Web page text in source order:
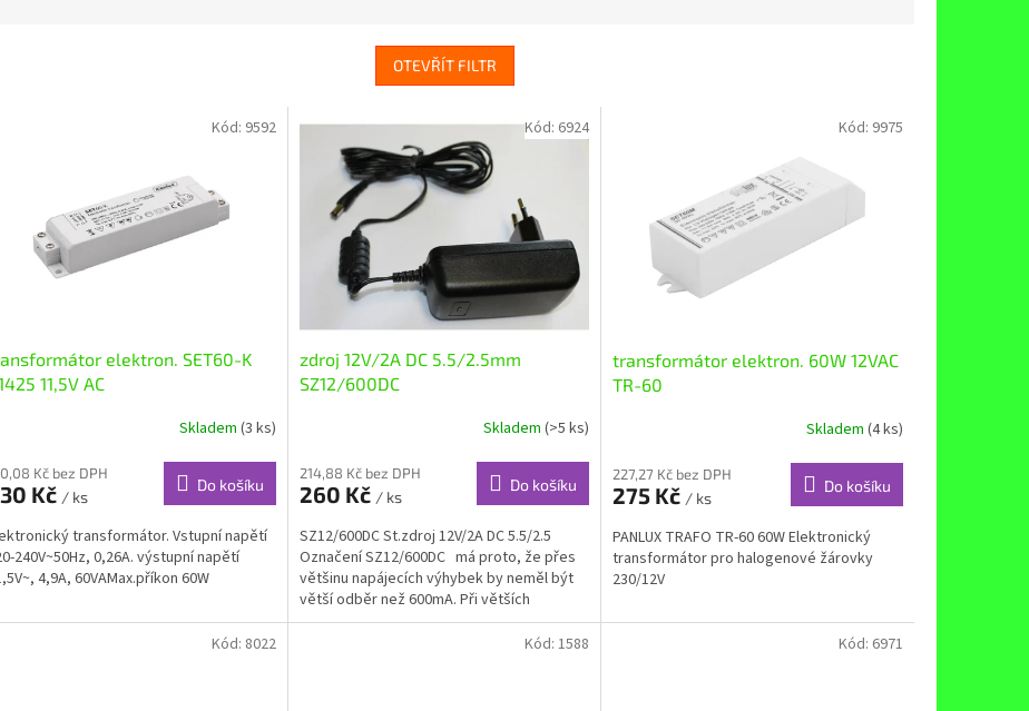
OTEVŘÍT FILTR
elektron. SET60-K
11,5V AC
Skladem (3 ks)
Kč bez DPH
Kč / ks
Do košíku
transformátor. Vstupní napětí
240V~50Hz, 0,26A. výstupní napětí
4,9A, 60VAMax.příkon 60W
Kód: 9592
zdroj 12V/2A DC 5.5/2.5mm
SZ12/600DC
Skladem (>5 ks)
214,88 Kč bez DPH
260 Kč / ks
Do košíku
SZ12/600DC St.zdroj 12V/2A DC 5.5/2.5
Označení SZ12/600DC má proto, že přes
většinu napájecích výhybek by neměl být
větší odběr než 600mA. Při větších
proudech se může...
Kód: 6924
transformátor elektron. 60W 12VAC
TR-60
Skladem (4 ks)
227,27 Kč bez DPH
275 Kč / ks
Do košíku
PANLUX TRAFO TR-60 60W Elektronický
transformátor pro halogenové žárovky
230/12V
Kód: 9975
Kód: 8022 Kód: 1588 Kód: 6971